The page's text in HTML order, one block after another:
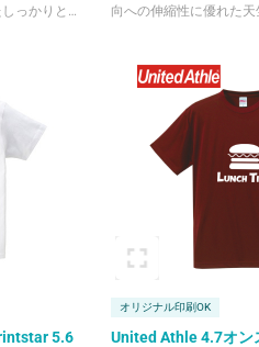
っかりとし
型崩れを防
イビーなど
ンク・カナ
などの個性
です。
向への伸縮性に優れた天
り、型崩れを防ぎます
ース・キッズと合わせ
5.6
オリジナル印刷OK
United Athle 4.7オン